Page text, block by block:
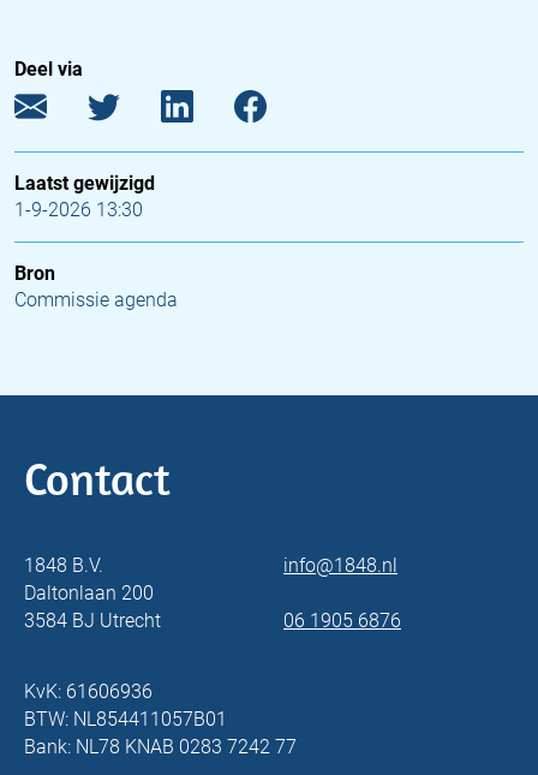
Deel via
Laatst gewijzigd
1-9-2026 13:30
Bron
Commissie agenda
Contact
1848 B.V.
Daltonlaan 200
3584 BJ Utrecht
info@1848.nl
06 1905 6876
KvK: 61606936
BTW: NL854411057B01
Bank: NL78 KNAB 0283 7242 77